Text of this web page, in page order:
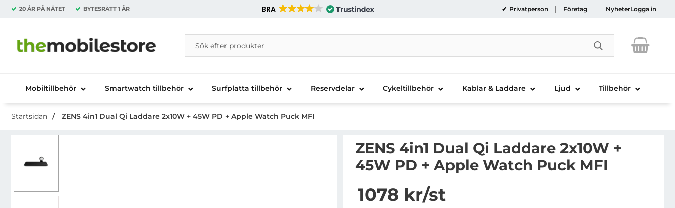
20 ÅR PÅ NÄTET BYTESRÄTT 1 ÅR BRA Privatperson Företag NyheterLogga in
Startsidan för Danira Telecom AB
Sök
Sök på Danira Telecom AB
Genomför
Mobiltillbehör Smartwatch tillbehör Surfplatta tillbehör Reservdelar Cykeltillbehör Kablar & Laddare Ljud Tillbehör
Startsidan ZENS 4in1 Dual Qi Laddare 2x10W + 45W PD + Apple Watch Puck MFI
ZENS 4in1 Dual Qi Laddare 2x10W +
45W PD + Apple Watch Puck MFI
pris
1078 kr/st